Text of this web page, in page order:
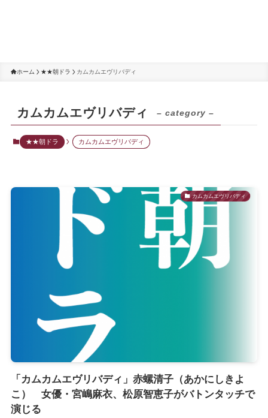
ホーム ★★朝ドラ カムカムエヴリバディ
カムカムエヴリバディ – category –
★★朝ドラ カムカムエヴリバディ
カムカムエヴリバディ
「カムカムエヴリバディ」赤螺清子（あかにしきよ
こ） 女優・宮嶋麻衣、松原智恵子がバトンタッチで
演じる